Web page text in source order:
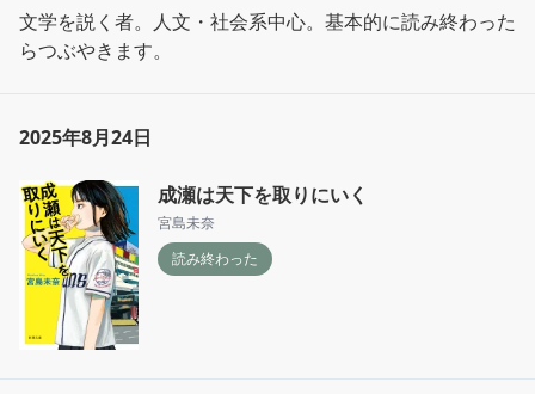
文学を説く者。人文・社会系中心。基本的に読み終わった
らつぶやきます。
2025年8月24日
成瀬は天下を取りにいく
宮島未奈
読み終わった